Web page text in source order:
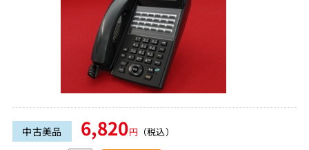
中古美品 6,820円 （税込）